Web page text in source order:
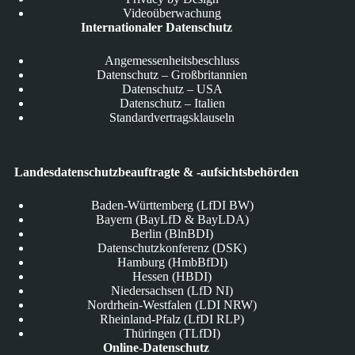
Videoüberwachung
Internationaler Datenschutz
Angemessenheitsbeschluss
Datenschutz – Großbritannien
Datenschutz – USA
Datenschutz – Italien
Standardvertragsklauseln
Landesdatenschutzbeauftragte & -aufsichtsbehörden
Baden-Württemberg (LfDI BW)
Bayern (BayLfD & BayLDA)
Berlin (BlnBDI)
Datenschutzkonferenz (DSK)
Hamburg (HmbBfDI)
Hessen (HBDI)
Niedersachsen (LfD NI)
Nordrhein-Westfalen (LDI NRW)
Rheinland-Pfalz (LfDI RLP)
Thüringen (TLfDI)
Online-Datenschutz